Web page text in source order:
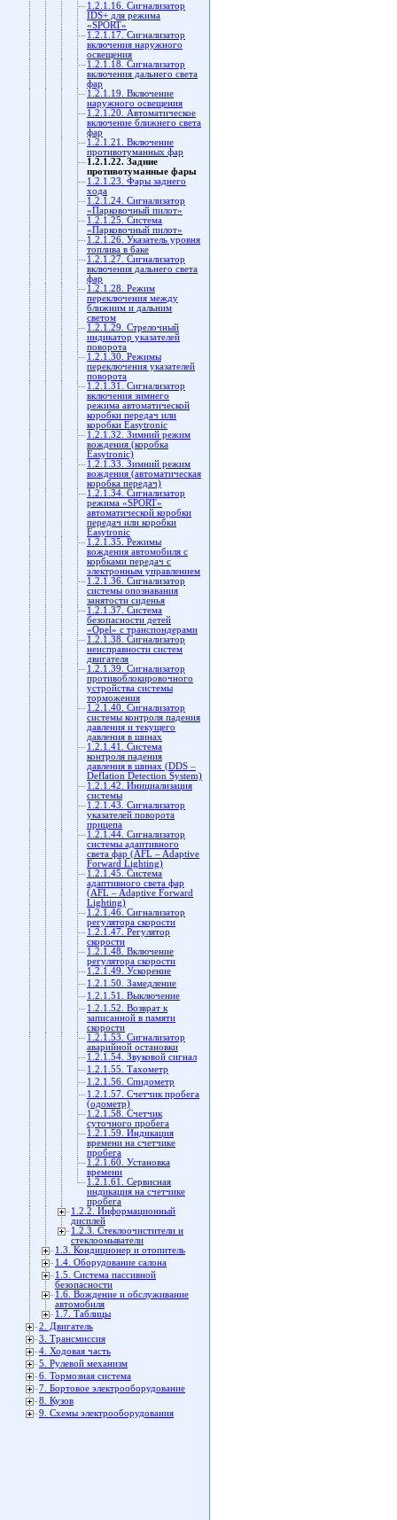
1.2.1.16. Сигнализатор
IDS+ для режима
«SPORT»
1.2.1.17. Сигнализатор
включения наружного
освещения
1.2.1.18. Сигнализатор
включения дальнего света
фар
1.2.1.19. Включение
наружного освещения
1.2.1.20. Автоматическое
включение ближнего света
фар
1.2.1.21. Включение
противотуманных фар
1.2.1.22. Задние
противотуманные фары
1.2.1.23. Фары заднего
хода
1.2.1.24. Сигнализатор
«Парковочный пилот»
1.2.1.25. Система
«Парковочный пилот»
1.2.1.26. Указатель уровня
топлива в баке
1.2.1.27. Сигнализатор
включения дальнего света
фар
1.2.1.28. Режим
переключения между
ближним и дальним
светом
1.2.1.29. Стрелочный
индикатор указателей
поворота
1.2.1.30. Режимы
переключения указателей
поворота
1.2.1.31. Сигнализатор
включения зимнего
режима автоматической
коробки передач или
коробки Easytronic
1.2.1.32. Зимний режим
вождения (коробка
Easytronic)
1.2.1.33. Зимний режим
вождения (автоматическая
коробка передач)
1.2.1.34. Сигнализатор
режима «SPORT»
автоматической коробки
передач или коробки
Easytronic
1.2.1.35. Режимы
вождения автомобиля с
корбками передач с
электронным управлением
1.2.1.36. Сигнализатор
системы опознавания
занятости сиденья
1.2.1.37. Система
безопасности детей
«Opel» с транспондерами
1.2.1.38. Сигнализатор
неисправности систем
двигателя
1.2.1.39. Сигнализатор
противоблокировочного
устройства системы
торможения
1.2.1.40. Сигнализатор
системы контроля падения
давления и текущего
давления в шинах
1.2.1.41. Система
контроля падения
давления в шинах (DDS –
Deflation Detection System)
1.2.1.42. Инициализация
системы
1.2.1.43. Сигнализатор
указателей поворота
прицепа
1.2.1.44. Сигнализатор
системы адаптивного
света фар (AFL – Adaptive
Forward Lighting)
1.2.1.45. Система
адаптивного света фар
(AFL – Adaptive Forward
Lighting)
1.2.1.46. Сигнализатор
регулятора скорости
1.2.1.47. Регулятор
скорости
1.2.1.48. Включение
регулятора скорости
1.2.1.49. Ускорение
1.2.1.50. Замедление
1.2.1.51. Выключение
1.2.1.52. Возврат к
записанной в памяти
скорости
1.2.1.53. Сигнализатор
аварийной остановки
1.2.1.54. Звуковой сигнал
1.2.1.55. Тахометр
1.2.1.56. Спидометр
1.2.1.57. Счетчик пробега
(одометр)
1.2.1.58. Счетчик
суточного пробега
1.2.1.59. Индикация
времени на счетчике
пробега
1.2.1.60. Установка
времени
1.2.1.61. Сервисная
индикация на счетчике
пробега
1.2.2. Информационный
дисплей
1.2.3. Стеклоочистители и
стеклоомыватели
1.3. Кондиционер и отопитель
1.4. Оборудование салона
1.5. Система пассивной
безопасности
1.6. Вождение и обслуживание
автомобиля
1.7. Таблицы
2. Двигатель
3. Трансмиссия
4. Ходовая часть
5. Рулевой механизм
6. Тормозная система
7. Бортовое электрооборудование
8. Кузов
9. Схемы электрооборудования